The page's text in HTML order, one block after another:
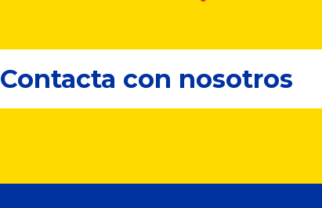
Contacta con nosotros